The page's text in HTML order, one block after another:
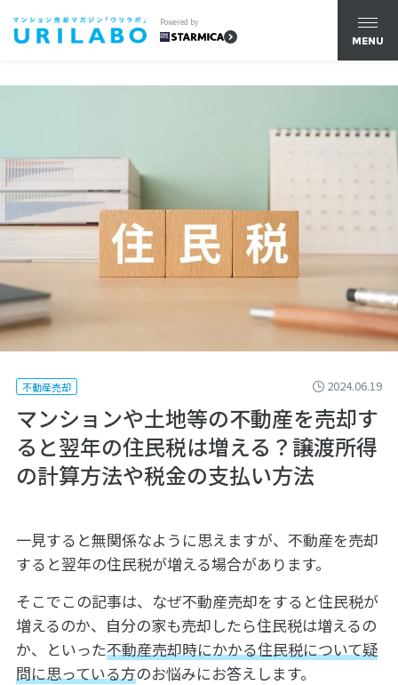
Powered by
MENU
不動産売却 2024.06.19
マンションや土地等の不動産を売却す
ると翌年の住民税は増える？譲渡所得
の計算方法や税金の支払い方法
一見すると無関係なように思えますが、不動産を売却
すると翌年の住民税が増える場合があります。
そこでこの記事は、なぜ不動産売却をすると住民税が
増えるのか、自分の家も売却したら住民税は増えるの
か、といった不動産売却時にかかる住民税について疑
問に思っている方のお悩みにお答えします。